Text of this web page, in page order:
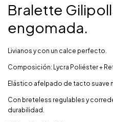
Bralette
engomada.
Livianos y con un calce perfecto.
Composición: Lycra Poliéster +
Elástico afelpado de tacto suave
Con breteless regulables y
durabilidad.